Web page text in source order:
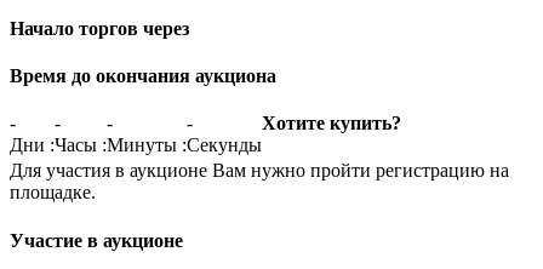
Начало торгов через
Время до окончания аукциона
-
Дни :
-
Часы :
-
Минуты :
-
Секунды
Хотите купить?
Для участия в аукционе Вам нужно пройти регистрацию на
площадке.
Участие в аукционе